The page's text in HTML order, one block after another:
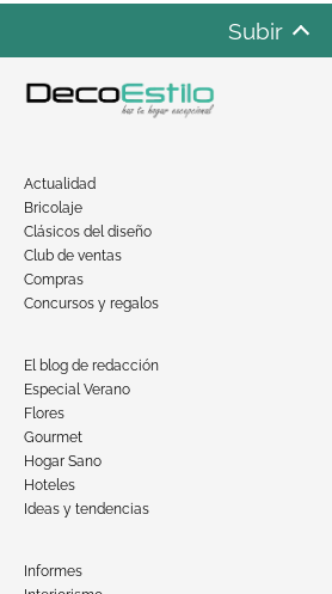
Subir
Actualidad
Bricolaje
Clásicos del diseño
Club de ventas
Compras
Concursos y regalos
El blog de redacción
Especial Verano
Flores
Gourmet
Hogar Sano
Hoteles
Ideas y tendencias
Informes